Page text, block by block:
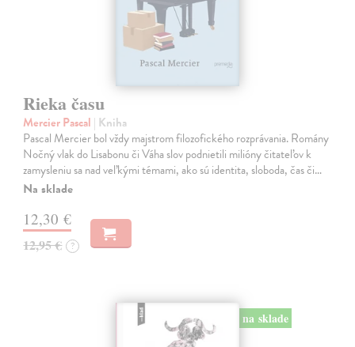
Rieka času
Mercier Pascal | Kniha
Pascal Mercier bol vždy majstrom filozofického rozprávania. Romány
Nočný vlak do Lisabonu či Váha slov podnietili milióny čitateľov k
zamysleniu sa nad veľkými témami, ako sú identita, sloboda, čas či…
Na sklade
12,30 €
12,95 € ?
na sklade